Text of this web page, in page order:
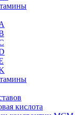
кислота